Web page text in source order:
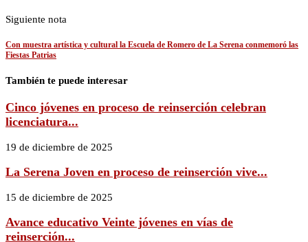
Siguiente nota
Con muestra artística y cultural la Escuela de Romero de La Serena conmemoró las
Fiestas Patrias
También te puede interesar
Cinco jóvenes en proceso de reinserción celebran
licenciatura...
19 de diciembre de 2025
La Serena Joven en proceso de reinserción vive...
15 de diciembre de 2025
Avance educativo Veinte jóvenes en vías de
reinserción...